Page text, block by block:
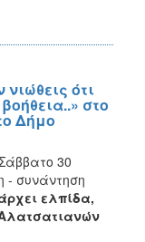
ότι
στο
Δήμο
30
- συνάντηση
ελπίδα,